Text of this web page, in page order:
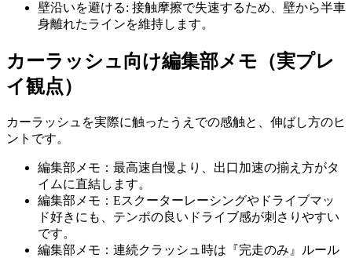
壁沿いを避ける: 接触摩擦で失速するため、壁から半車
身離れたラインを維持します。
カーラッシュ向け編集部メモ（実プレ
イ観点）
カーラッシュ を実際に触ったうえでの感触と、伸ばし方のヒ
ントです。
編集部メモ：最高速自慢より、出口加速の揃え方がタ
イムに直結します。
編集部メモ：Eスクーターレーシングやドライブマッ
ド好きにも、テンポの良いドライブ感が刺さりやすい
です。
編集部メモ：連続クラッシュ時は『完走のみ』ルール